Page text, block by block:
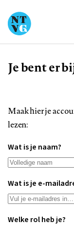
Kruimelpad
Je bent er
Maak hier je
lezen:
Wat is je naam?
Wat is je e-
Welke rol heb je?